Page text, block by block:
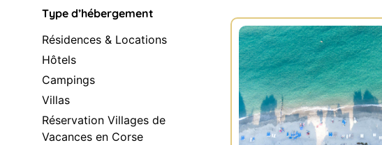
Type d’hébergement
Résidences & Locations
Hôtels
Campings
Villas
Réservation Villages de
Vacances en Corse